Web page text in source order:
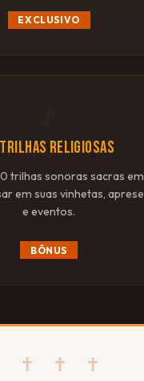
EXCLUSIVO
RELIGIOSAS
trilhas sonoras sacras
em suas vinhetas,
e eventos.
BÔNUS
✝ ✝ ✝